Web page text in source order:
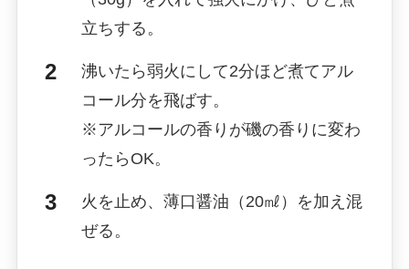
立ちする。
沸いたら弱火にして2分ほど煮てアル
コール分を飛ばす。
※アルコールの香りが磯の香りに変わ
ったらOK。
火を止め、薄口醤油（20㎖）を加え混
ぜる。